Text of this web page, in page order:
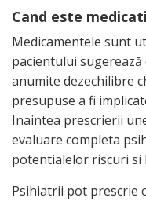
Cand este
Medicamentele sunt
pacientului sugerează
anumite dezechilibre
presupuse a fi
Inaintea prescrierii
evaluare completa
potentialelor riscuri si
Psihiatrii pot prescrie